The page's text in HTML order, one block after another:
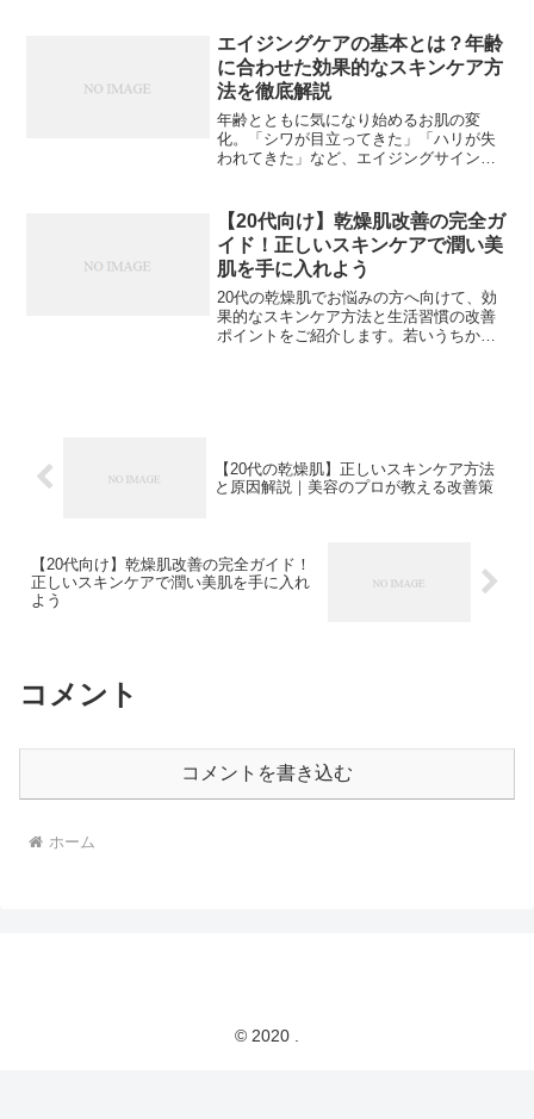
わかりやすく解説していきます。エイジ
ングケアが必要な理由とは...
エイジングケアの基本とは？年齢
に合わせた効果的なスキンケア方
法を徹底解説
年齢とともに気になり始めるお肌の変
化。「シワが目立ってきた」「ハリが失
われてきた」など、エイジングサインに
法について、科学的根拠に基づいて詳し
く解説していきます。エイジ...
【20代向け】乾燥肌改善の完全ガ
イド！正しいスキンケアで潤い美
肌を手に入れよう
20代の乾燥肌でお悩みの方へ向けて、効
果的なスキンケア方法と生活習慣の改善
ポイントをご紹介します。若いうちから
【20代の乾燥肌】正しいスキンケア方法
と原因解説｜美容のプロが教える改善策
【20代向け】乾燥肌改善の完全ガイド！
正しいスキンケアで潤い美肌を手に入れ
よう
コメント
コメントを書き込む
ホーム
© 2020 .